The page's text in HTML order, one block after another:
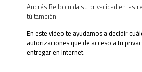
Andrés Bello cuida su privacidad en las
tú también.
En este video te ayudamos a decidir
autorizaciones que de acceso a tu
entregar en Internet.